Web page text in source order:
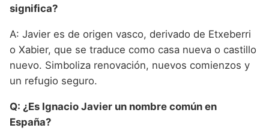
significa?
A: Javier es de origen vasco, derivado de Etxeberri
o Xabier, que se traduce como casa nueva o castillo
nuevo. Simboliza renovación, nuevos comienzos y
un refugio seguro.
Q: ¿Es Ignacio Javier un nombre común en
España?